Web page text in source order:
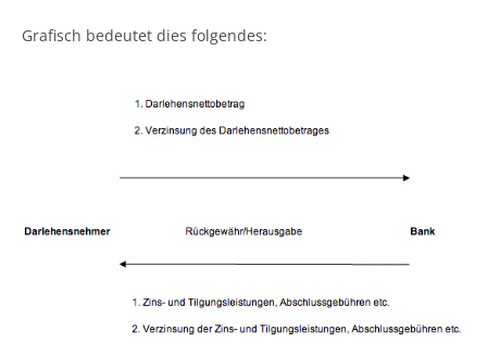
Grafisch bedeutet dies folgendes: